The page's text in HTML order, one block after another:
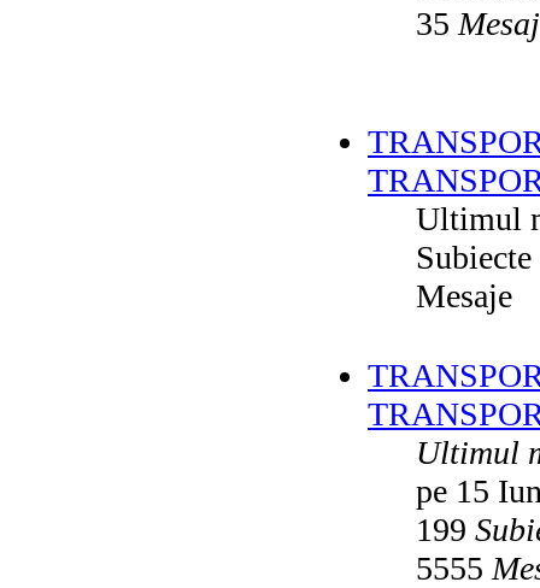
35
Ultimul
Subiecte
Mesaje
Ultimul
pe 15
199
5555